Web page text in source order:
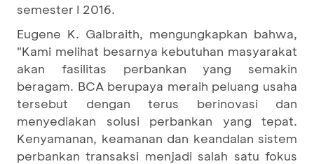
semester I 2016.
Eugene K. Galbraith, mengungkapkan bahwa,
"Kami melihat besarnya kebutuhan masyarakat
akan fasilitas perbankan yang semakin
beragam. BCA berupaya meraih peluang usaha
tersebut dengan terus berinovasi dan
menyediakan solusi perbankan yang tepat.
Kenyamanan, keamanan dan keandalan sistem
perbankan transaksi menjadi salah satu fokus